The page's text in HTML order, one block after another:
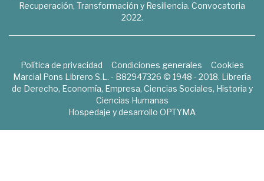
Recuperación, Transformación y Resiliencia. Convocatoria
2022.
Política de privacidad Condiciones generales
Cookies
Marcial Pons Librero S.L. - B82947326 © 1948 - 2018. Librería
de Derecho, Economía, Empresa, Ciencias Sociales, Historia y
Ciencias Humanas
Hospedaje y desarrollo OPTYMA